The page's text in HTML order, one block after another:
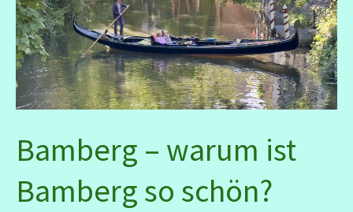
Bamberg – warum ist
Bamberg so schön?